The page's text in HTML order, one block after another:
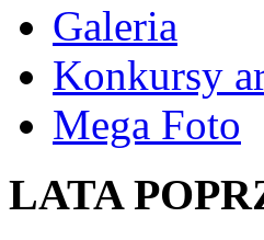
Galeria
Konkursy
Mega Foto
LATA